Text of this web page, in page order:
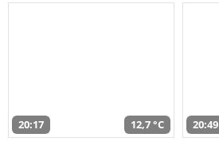
20:17 12,7 °C 20:49